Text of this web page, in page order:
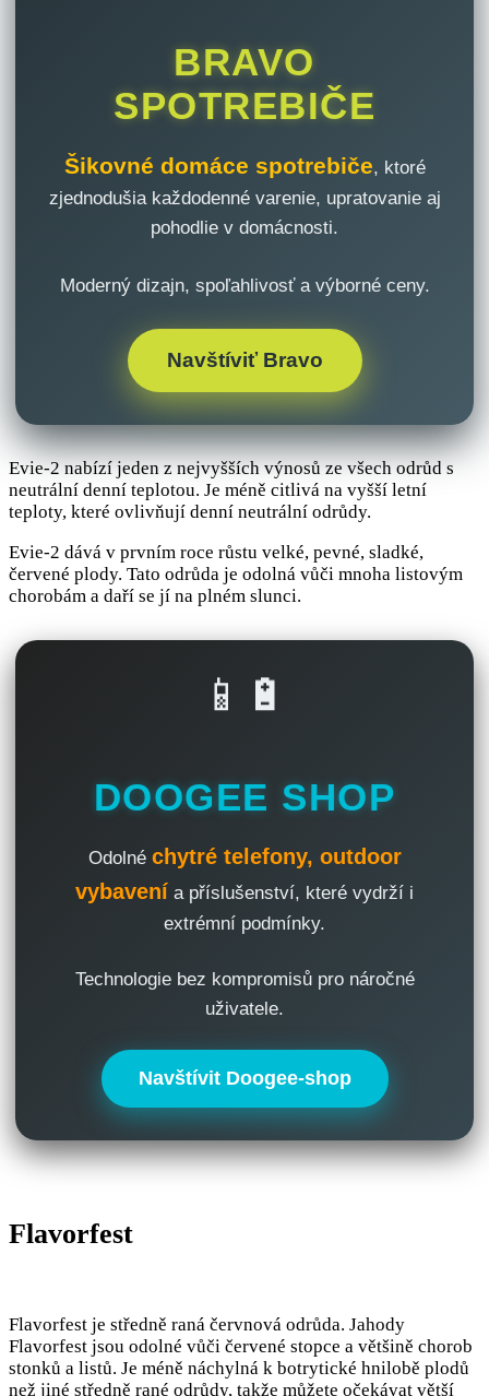
BRAVO
SPOTREBIČE
Šikovné domáce spotrebiče, ktoré
zjednodušia každodenné varenie, upratovanie aj
pohodlie v domácnosti.
Moderný dizajn, spoľahlivosť a výborné ceny.
Navštíviť Bravo
Evie-2 nabízí jeden z nejvyšších výnosů ze všech odrůd s
neutrální denní teplotou. Je méně citlivá na vyšší letní
teploty, které ovlivňují denní neutrální odrůdy.
Evie-2 dává v prvním roce růstu velké, pevné, sladké,
červené plody. Tato odrůda je odolná vůči mnoha listovým
chorobám a daří se jí na plném slunci.
📱🔋
DOOGEE SHOP
Odolné chytré telefony, outdoor
vybavení a příslušenství, které vydrží i
extrémní podmínky.
Technologie bez kompromisů pro náročné
uživatele.
Navštívit Doogee-shop
Flavorfest
Flavorfest je středně raná červnová odrůda. Jahody
Flavorfest jsou odolné vůči červené stopce a většině chorob
stonků a listů. Je méně náchylná k botrytické hnilobě plodů
než jiné středně rané odrůdy, takže můžete očekávat větší